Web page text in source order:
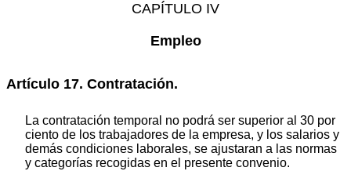
CAPÍTULO IV
Empleo
Artículo 17. Contratación.
La contratación temporal no podrá ser superior al 30 por
ciento de los trabajadores de la empresa, y los salarios y
demás condiciones laborales, se ajustaran a las normas
y categorías recogidas en el presente convenio.